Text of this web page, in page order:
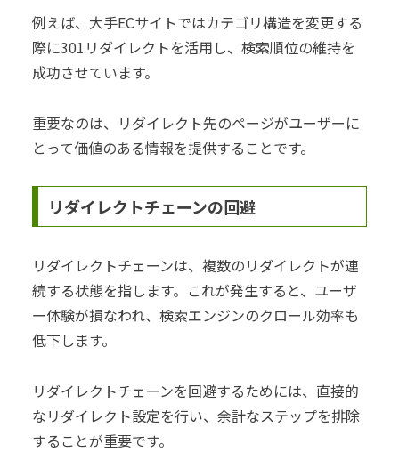
例えば、大手ECサイトではカテゴリ構造を変更する
際に301リダイレクトを活用し、検索順位の維持を
成功させています。
重要なのは、リダイレクト先のページがユーザーに
とって価値のある情報を提供することです。
リダイレクトチェーンの回避
リダイレクトチェーンは、複数のリダイレクトが連
続する状態を指します。これが発生すると、ユーザ
ー体験が損なわれ、検索エンジンのクロール効率も
低下します。
リダイレクトチェーンを回避するためには、直接的
なリダイレクト設定を行い、余計なステップを排除
することが重要です。